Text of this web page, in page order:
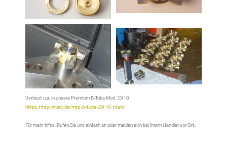
Verbaut u.a. in unsere Premium B-Tuba Mod. 2910
https://mtp-music.de/mtp-b-tuba-2910-titan/
Für mehr Infos, Rufen Sie uns einfach an oder melden sich bei Ihrem Händler vor Ort.